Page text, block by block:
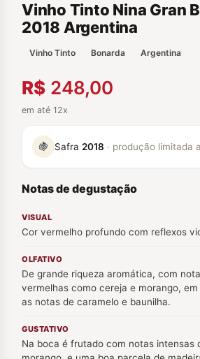
Vinho Tinto Nina Gran
2018 Argentina
Vinho Tinto Bonarda Argentina
R$ 248,00
em até 12x
🍇 Safra 2018 · produção limitada
Notas de degustação
VISUAL
Cor vermelho profundo com reflexos
OLFATIVO
De grande riqueza aromática, com
vermelhas como cereja e morango,
as notas de caramelo e baunilha.
GUSTATIVO
Na boca é frutado com notas intensas